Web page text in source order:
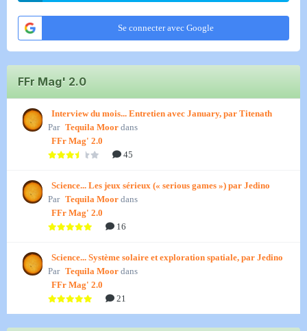
Se connecter avec Google
FFr Mag' 2.0
Interview du mois... Entretien avec January, par Titenath
Par Tequila Moor dans
FFr Mag' 2.0
45
Science... Les jeux sérieux (« serious games ») par Jedino
Par Tequila Moor dans
FFr Mag' 2.0
16
Science... Système solaire et exploration spatiale, par Jedino
Par Tequila Moor dans
FFr Mag' 2.0
21